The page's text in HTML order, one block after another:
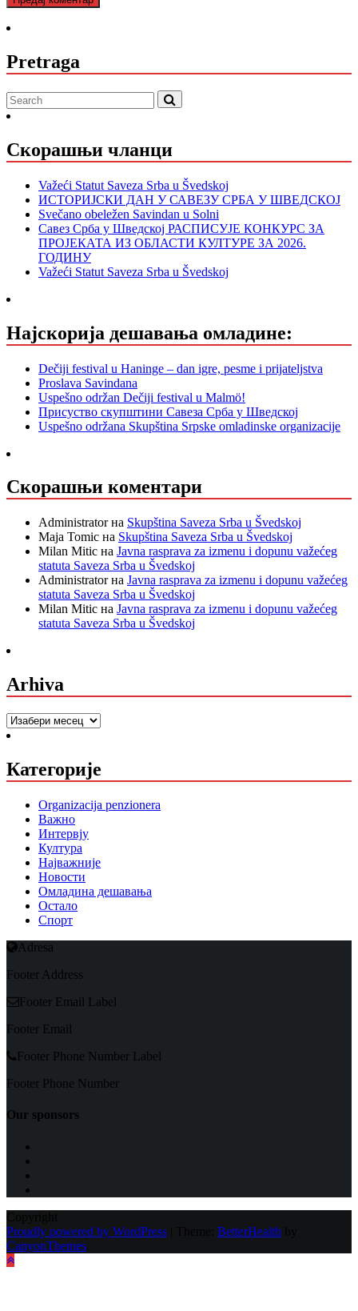
Pretraga
Скорашњи чланци
Važeći Statut Saveza Srba u Švedskoj
ИСТОРИЈСКИ ДАН У САВЕЗУ СРБА У ШВЕДСКОЈ
Svečano obeležen Savindan u Solni
Савез Срба у Шведској РАСПИСУЈЕ КОНКУРС ЗА
ПРОЈЕКАТА ИЗ ОБЛАСТИ КУЛТУРЕ ЗА 2026.
ГОДИНУ
Važeći Statut Saveza Srba u Švedskoj
Најскорија дешавања омладине:
Dečiji festival u Haninge – dan igre, pesme i prijateljstva
Proslava Savindana
Uspešno održan Dečiji festival u Malmö!
Присуство скупштини Савеза Срба у Шведској
Uspešno održana Skupština Srpske omladinske organizacije
Скорашњи коментари
Administratorна Skupština Saveza Srba u Švedskoj
Maja Tomic на Skupština Saveza Srba u Švedskoj
Milan Mitic на Javna rasprava za izmenu i dopunu važećeg
statuta Saveza Srba u Švedskoj
Administratorна Javna rasprava za izmenu i dopunu važećeg
statuta Saveza Srba u Švedskoj
Milan Mitic на Javna rasprava za izmenu i dopunu važećeg
statuta Saveza Srba u Švedskoj
Arhiva
Arhiva
Категорије
Organizacija penzionera
Важно
Интервју
Култура
Најважније
Новости
Омладина дешавања
Остало
Спорт
Adresa
Footer Address
Footer Email Label
Footer Email
Footer Phone Number Label
Footer Phone Number
Our sponsors
Proudly powered by WordPress
BetterHealth
CanyonThemes